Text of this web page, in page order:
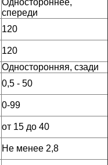
Одностороннее,
спереди
120
120
Односторонняя, сзади
0,5 - 50
0-99
от 15 до 40
Не менее 2,8